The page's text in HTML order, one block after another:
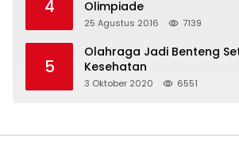
4
Olimpiade
25 Agustus 2016 7139
5
Olahraga Jadi Benteng
Kesehatan
3 Oktober 2020 6551